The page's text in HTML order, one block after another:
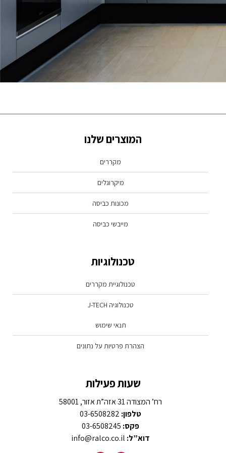
המוצרים שלנו
מקררים
מיקרוגלים
מכונות כביסה
מייבשי כביסה
טכנולוגיות
טכנולוגיית מקררים
טכנולוגיה J-TECH
תנאי שימוש
הצהרת פרטיות על נתונים
שעות פעילות
רח’ המצודה 31 אזה”ת אזור, 58001
טלפון:
פקס:
דוא”ל: